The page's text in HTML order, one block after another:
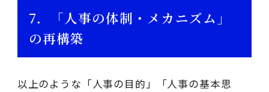
7．「人事の体制・メカニズム」
の再構築
以上のような「人事の目的」「人事の基本思